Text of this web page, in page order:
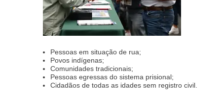
Pessoas em situação de rua;
Povos indígenas;
Comunidades tradicionais;
Pessoas egressas do sistema prisional;
Cidadãos de todas as idades sem registro civil.